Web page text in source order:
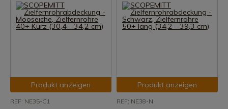
Produkt anzeigen
REF: NE35-C1
Produkt anzeigen
REF: NE38-N